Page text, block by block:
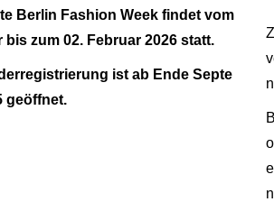
Berlin Fashion Week findet vom
bis zum 02. Februar 2026 statt.
ist ab Ende Septe
geöffnet.